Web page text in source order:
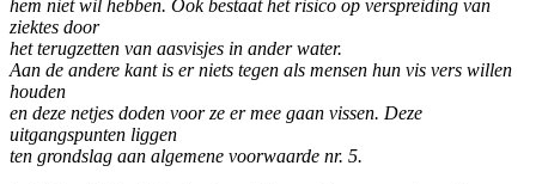
hem niet wil hebben. Ook bestaat het risico op verspreiding van
ziektes door
het terugzetten van aasvisjes in ander water.
Aan de andere kant is er niets tegen als mensen hun vis vers willen
houden
en deze netjes doden voor ze er mee gaan vissen. Deze
uitgangspunten liggen
ten grondslag aan algemene voorwaarde nr. 5.